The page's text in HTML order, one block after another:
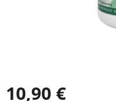
10,90 €